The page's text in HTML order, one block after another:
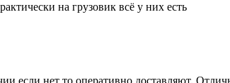
на грузовик всё у них есть